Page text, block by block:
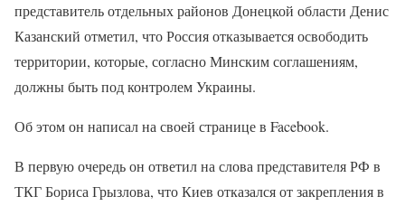
представитель отдельных районов Донецкой области Денис
Казанский отметил, что Россия отказывается освободить
территории, которые, согласно Минским соглашениям,
должны быть под контролем Украины.
Об этом он написал на своей странице в Facebook.
В первую очередь он ответил на слова представителя РФ в
ТКГ Бориса Грызлова, что Киев отказался от закрепления в